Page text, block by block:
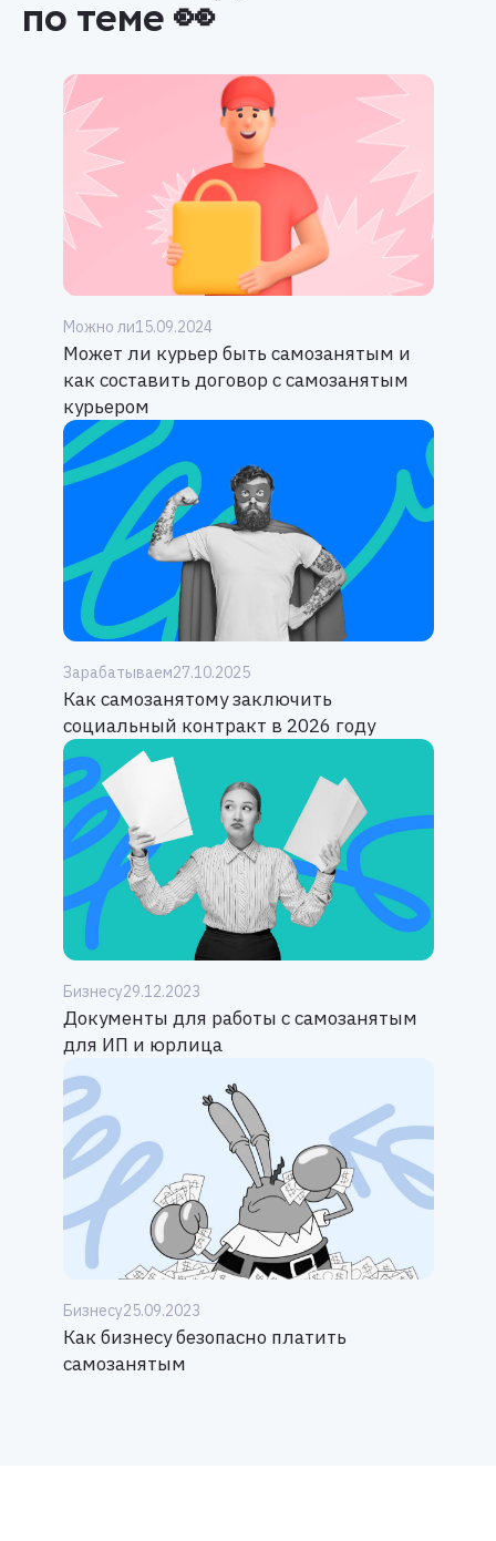
по теме 👀
Можно ли15.09.2024
Может ли курьер быть самозанятым и
как составить договор с самозанятым
курьером
Зарабатываем27.10.2025
Как самозанятому заключить
социальный контракт в 2026 году
Бизнесу29.12.2023
Документы для работы с самозанятым
для ИП и юрлица
Бизнесу25.09.2023
Как бизнесу безопасно платить
самозанятым